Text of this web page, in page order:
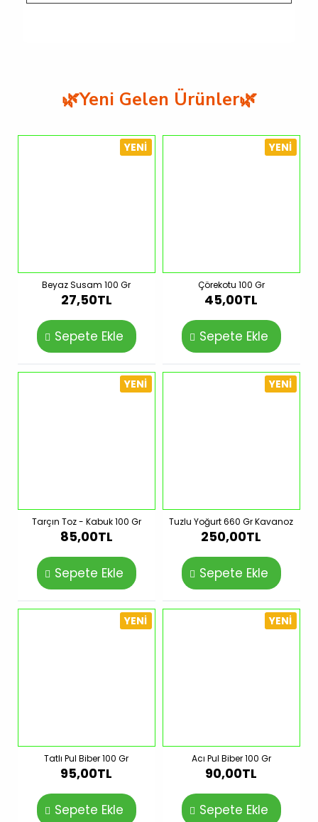
🌿Yeni Gelen Ürünler🌿
YENI
Beyaz Susam 100 Gr
27,50TL
Sepete Ekle
YENI
Çörekotu 100 Gr
45,00TL
Sepete Ekle
YENI
Tarçın Toz - Kabuk 100 Gr
85,00TL
Sepete Ekle
YENI
Tuzlu Yoğurt 660 Gr Kavanoz
250,00TL
Sepete Ekle
YENI
Tatlı Pul Biber 100 Gr
95,00TL
Sepete Ekle
YENI
Acı Pul Biber 100 Gr
90,00TL
Sepete Ekle